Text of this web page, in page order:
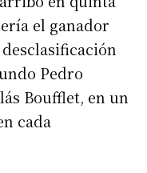
el ganador
Pedro
Boufflet, en un
cada